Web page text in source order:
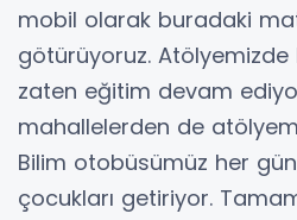
mobil olarak buradaki
götürüyoruz. Atölyemizde
zaten eğitim devam
mahallelerden de
Bilim otobüsümüz her
çocukları getiriyor.